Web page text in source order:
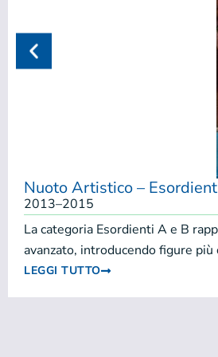
Nuoto Artistico –
2013–2015
La categoria Esordienti A e B
avanzato, introducendo figure
LEGGI TUTTO